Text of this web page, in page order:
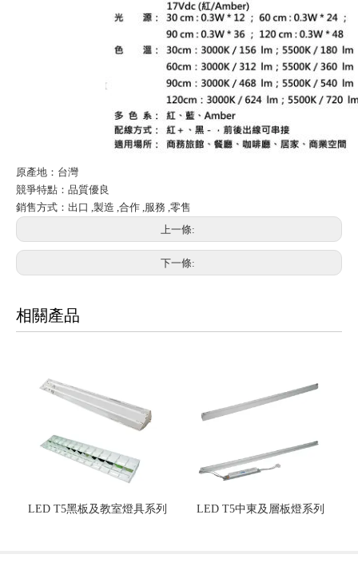
原產地：台灣
競爭特點：品質優良
銷售方式：出口 ,製造 ,合作 ,服務 ,零售
上一條:
下一條:
相關產品
LED T5黑板及教室燈具系列 LED T5中東及層板燈系列